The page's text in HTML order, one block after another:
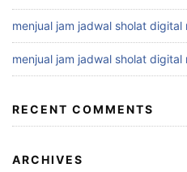
menjual jam jadwal sholat
menjual jam jadwal sholat
RECENT COMMENTS
ARCHIVES